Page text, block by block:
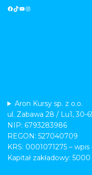
Aron Kursy sp. z o.o.
ul. Zabawa 28 / Lu1, 30-
NIP: 6793283986
REGON: 527040709
KRS: 0001071275 –
Kapitał zakładowy: